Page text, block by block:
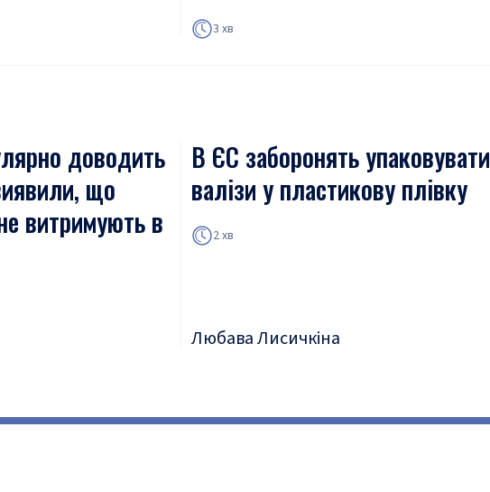
3 хв
доводить
що
витримують в
В ЄС заборонять упаковувати
валізи у пластикову плівку
2 хв
Любава Лисичкіна